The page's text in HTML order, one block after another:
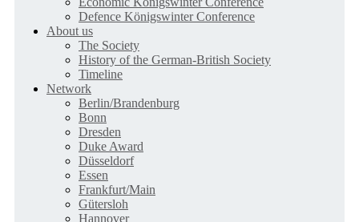
Defence Königswinter Conference
About us
The Society
History of the German-British Society
Timeline
Network
Berlin/Brandenburg
Bonn
Dresden
Duke Award
Düsseldorf
Essen
Frankfurt/Main
Gütersloh
Hannover